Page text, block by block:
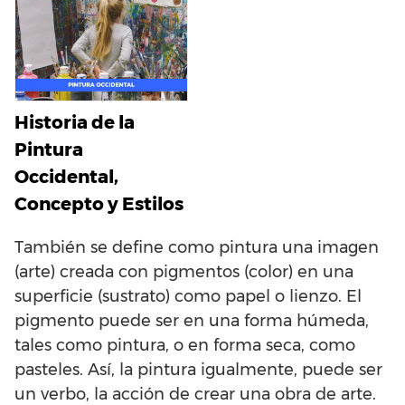
Historia de la
Pintura
Occidental,
Concepto y Estilos
También se define como pintura una imagen
(arte) creada con pigmentos (color) en una
superficie (sustrato) como papel o lienzo. El
pigmento puede ser en una forma húmeda,
tales como pintura, o en forma seca, como
pasteles. Así, la pintura igualmente, puede ser
un verbo, la acción de crear una obra de arte.